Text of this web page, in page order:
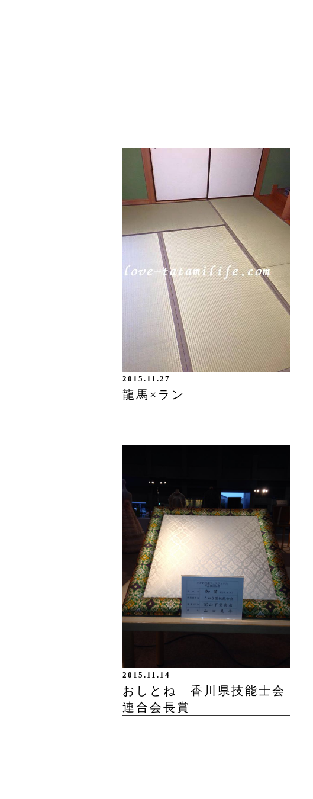
2015.11.27
龍馬×ラン
2015.11.14
おしとね 香川県技能士会
連合会長賞